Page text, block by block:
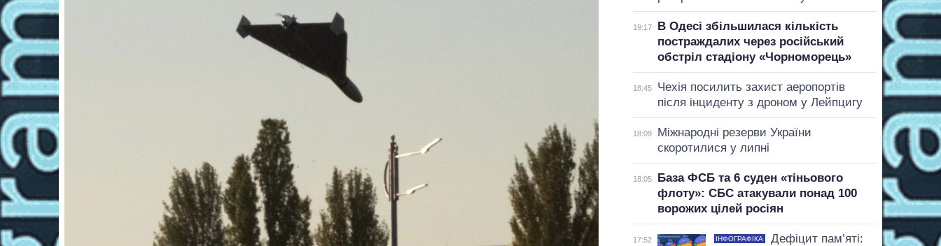
19:17
В Одесі збільшилася кількість
постраждалих через російський
обстріл стадіону «Чорноморець»
18:45
Чехія посилить захист аеропортів
після інциденту з дроном у Лейпцигу
18:09
Міжнародні резерви України
скоротилися у липні
18:05
База ФСБ та 6 суден «тіньового
флоту»: СБС атакували понад 100
ворожих цілей росіян
17:52 ІНФОГРАФІКА
Дефіцит пам’яті: